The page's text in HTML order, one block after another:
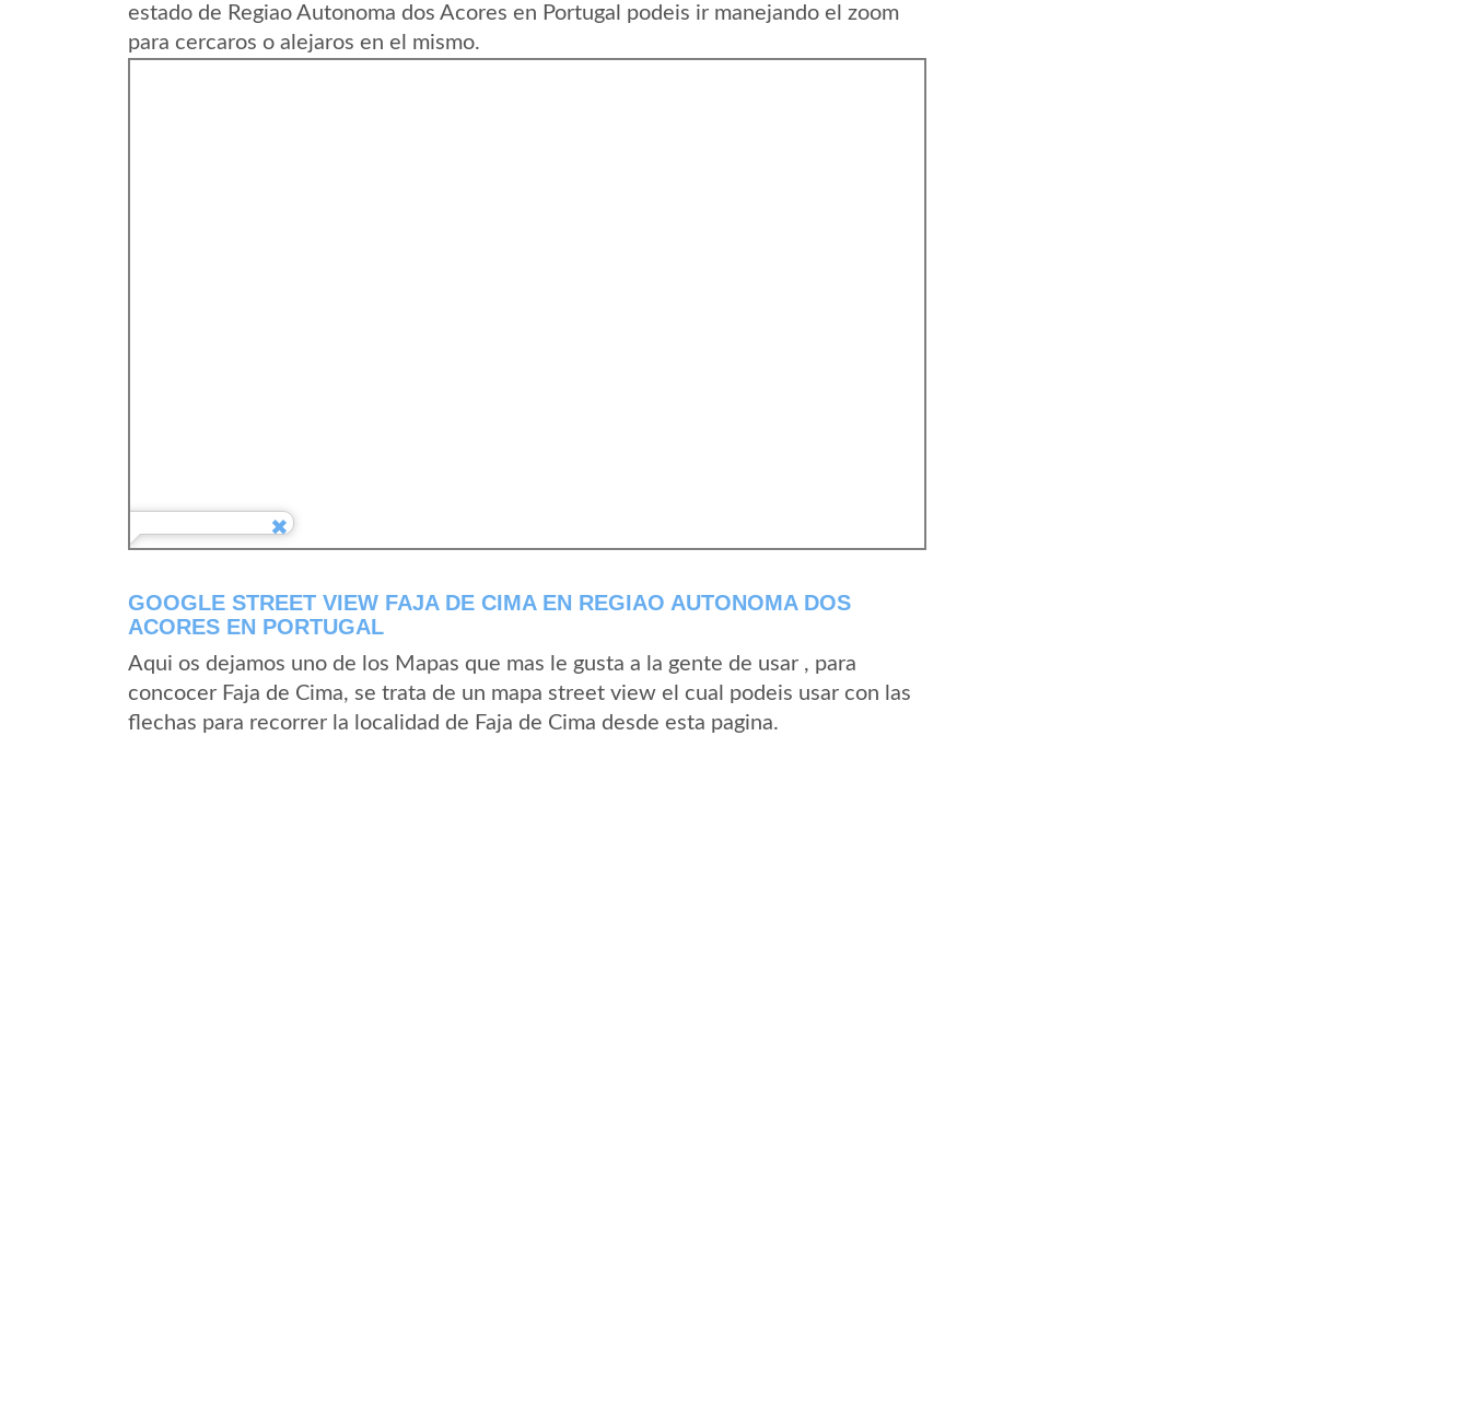
estado de Regiao Autonoma dos Acores en Portugal podeis ir manejando el zoom
para cercaros o alejaros en el mismo.
GOOGLE STREET VIEW FAJA DE CIMA EN REGIAO AUTONOMA DOS
ACORES EN PORTUGAL
Aqui os dejamos uno de los Mapas que mas le gusta a la gente de usar , para
concocer Faja de Cima, se trata de un mapa street view el cual podeis usar con las
flechas para recorrer la localidad de Faja de Cima desde esta pagina.